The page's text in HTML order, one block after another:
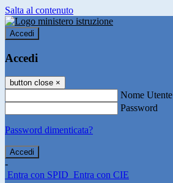
Salta al contenuto
Accedi
Accedi
button close ×
Nome Utente
Password
Password dimenticata?
-
Entra con SPID Entra con CIE